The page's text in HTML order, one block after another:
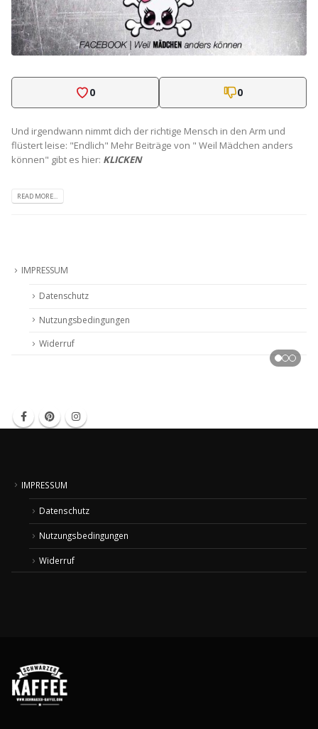
0 0
Und irgendwann nimmt dich der richtige Mensch in den Arm und
flüstert leise: "Endlich" Mehr Beiträge von " Weil Mädchen anders
können" gibt es hier: KLICKEN
READ MORE...
IMPRESSUM
Datenschutz
Nutzungsbedingungen
Widerruf
IMPRESSUM
Datenschutz
Nutzungsbedingungen
Widerruf